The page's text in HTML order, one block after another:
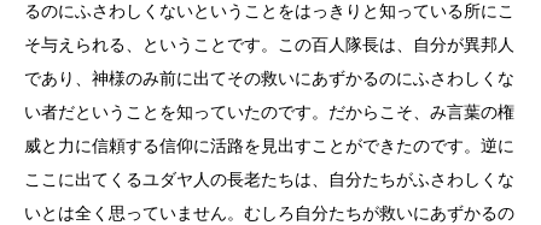
るのにふさわしくないということをはっきりと知っている所にこ
そ与えられる、ということです。この百人隊長は、自分が異邦人
であり、神様のみ前に出てその救いにあずかるのにふさわしくな
い者だということを知っていたのです。だからこそ、み言葉の権
威と力に信頼する信仰に活路を見出すことができたのです。逆に
ここに出てくるユダヤ人の長老たちは、自分たちがふさわしくな
いとは全く思っていません。むしろ自分たちが救いにあずかるの